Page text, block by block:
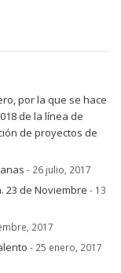
por la que se hace
de la línea de
de proyectos de
- 26 julio, 2017
23 de Noviembre - 13
2017
- 25 enero, 2017